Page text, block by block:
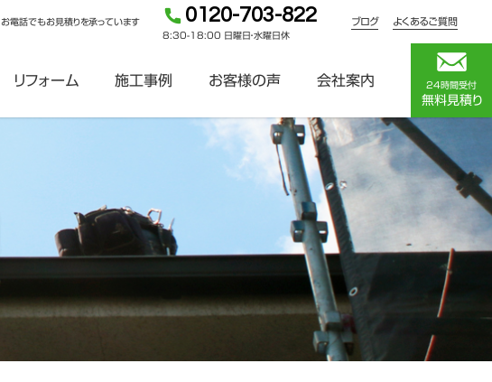
お電話でもお見積りを承っています 0120-703-822
8:30-18:00 日曜日・水曜日休
ブログ よくあるご質問
リフォーム 施工事例 お客様の声 会社案内 24時間受付
無料見積り